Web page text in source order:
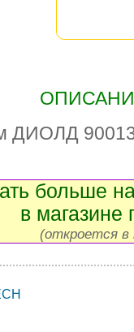
ДИОЛД
больше
в магазине
(откроется в